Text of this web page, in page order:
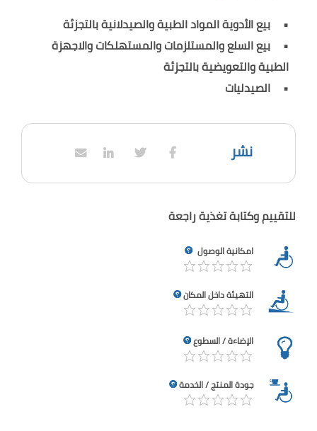
بيع الأدوية المواد الطبية والصيدلانية بالتجزئة
بيع السلع والمستلزمات والمستهلكات والاجهزة
الطبية والتعويضية بالتجزئة
الصيدليات
نشر
للتقييم وكتابة تغذية راجعة
امكانية الوصول
التهيئة داخل المكان
الإضاءة / السطوع
جودة المنتج / الخدمة